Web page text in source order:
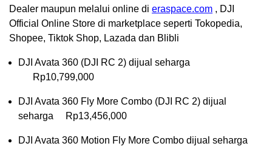
Dealer maupun melalui online di eraspace.com , DJI
Official Online Store di marketplace seperti Tokopedia,
Shopee, Tiktok Shop, Lazada dan Blibli
DJI Avata 360 (DJI RC 2) dijual seharga
Rp10,799,000
DJI Avata 360 Fly More Combo (DJI RC 2) dijual
seharga Rp13,456,000
DJI Avata 360 Motion Fly More Combo dijual seharga